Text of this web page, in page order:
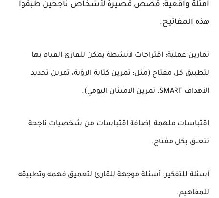
أمثلة واقعية: قصص قصيرة لأشخاص ناجحين طبقوا
هذه المفاتيح.
تمارين عملية: اقتراحات لأنشطة يمكن للقارئ القيام بها
لتطبيق كل مفتاح (مثل: تمرين كتابة الرؤية، تمرين تحديد
الأهداف SMART، تمرين الامتنان اليومي).
اقتباسات ملهمة: إضافة اقتباسات من شخصيات ناجحة
تتعلق بكل مفتاح.
أسئلة للتفكير: أسئلة موجهة للقارئ لتعميق فهمه وتطبيقه
للمفاهيم.